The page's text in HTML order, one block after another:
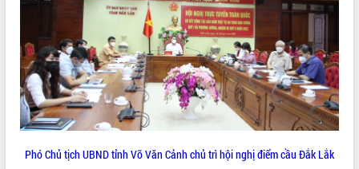
Trailer Lễ hội Sầu riêng Đắk Lắk năm
Khám bệnh, cấp phát thuốc miễn phí
và tặng quà người dân xã Cư Pui
Hội nghị UBND tỉnh Đắk Lắk thường kỳ
tháng 7/2026
Lễ truy tặng danh hiệu “Bà Mẹ Việt
Lao động
Phó Chủ tịch UBND tỉnh Võ Văn Cảnh chủ trì hội nghị điểm cầu Đắk Lắk